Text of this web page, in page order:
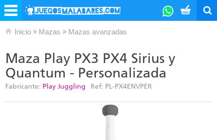
Inicio » Mazas » Mazas avanzadas
Maza Play PX3 PX4 Sirius y
Quantum - Personalizada
Fabricante: Play Juggling Ref: PL-PX4ENVPER